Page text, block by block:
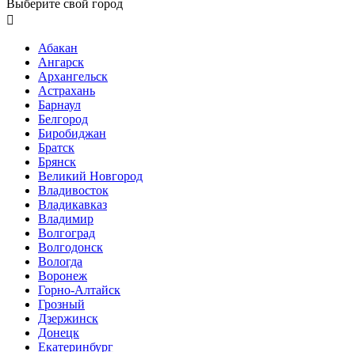
Выберите свой город

Абакан
Ангарск
Архангельск
Астрахань
Барнаул
Белгород
Биробиджан
Братск
Брянск
Великий Новгород
Владивосток
Владикавказ
Владимир
Волгоград
Волгодонск
Вологда
Воронеж
Горно-Алтайск
Грозный
Дзержинск
Донецк
Екатеринбург